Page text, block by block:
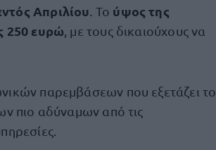
Απριλίου . Το ύψος της
250 ευρώ , με τους δικαιούχους να
παρεμβάσεων που εξετάζει το
πιο αδύναμων από τις